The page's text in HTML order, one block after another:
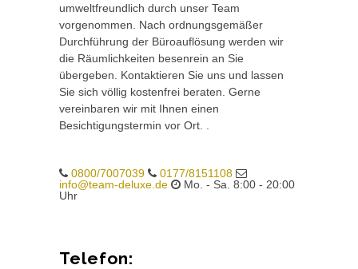
umweltfreundlich durch unser Team
vorgenommen. Nach ordnungsgemäßer
Durchführung der Büroauflösung werden wir
die Räumlichkeiten besenrein an Sie
übergeben. Kontaktieren Sie uns und lassen
Sie sich völlig kostenfrei beraten. Gerne
vereinbaren wir mit Ihnen einen
Besichtigungstermin vor Ort. .
0800/7007039
0177/8151108
info@team-deluxe.de
Mo. - Sa. 8:00 - 20:00
Uhr
Telefon: